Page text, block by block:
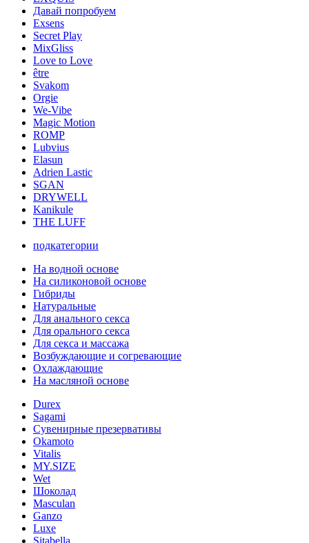
Давай попробуем
Exsens
Secret Play
MixGliss
Love to Love
être
Svakom
Orgie
We-Vibe
Magic Motion
ROMP
Lubvius
Elasun
Adrien Lastic
SGAN
DRYWELL
Kanikule
THE LUFF
подкатегории
На водной основе
На силиконовой основе
Гибриды
Натуральные
Для анального секса
Для орального секса
Для секса и массажа
Возбуждающие и согревающие
Охлаждающие
На масляной основе
Durex
Sagami
Сувенирные презервативы
Okamoto
Vitalis
MY.SIZE
Wet
Шоколад
Masculan
Ganzo
Luxe
Sitabella